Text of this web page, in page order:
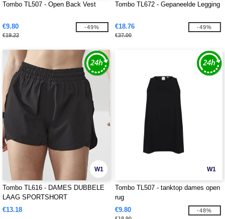
Tombo TL507 - Open Back Vest
€9.80
€19.22
-49%
Tombo TL672 - Gepaneelde Legging
€18.76
€37.00
-49%
W1
Tombo TL616 - DAMES DUBBELE
LAAG SPORTSHORT
€13.18
W1
Tombo TL507 - tanktop dames open
rug
€9.80
-48%